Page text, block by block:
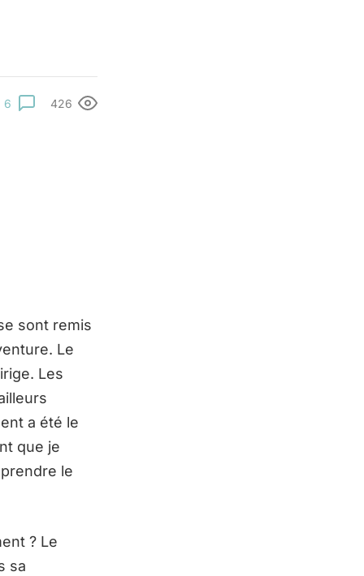
6 426
sont remis
Le
Les
a été le
que je
le
? Le
sa